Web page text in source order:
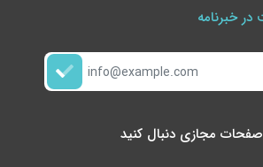
خبرنامه
صفحات مجازی دنبال کنید